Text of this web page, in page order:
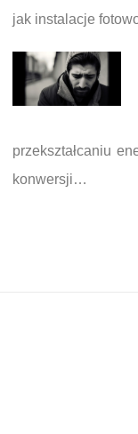
jak instalacje
przekształcaniu
konwersji…